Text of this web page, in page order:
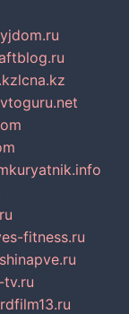
lcna.kz
kuryatnik.info
fitness.ru